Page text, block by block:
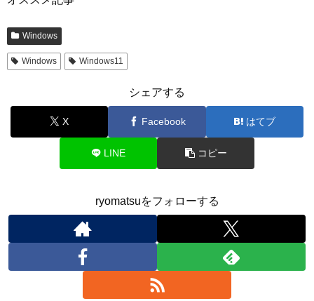
Windows
Windows Windows11
シェアする
X Facebook はてブ
LINE コピー
ryomatsuをフォローする